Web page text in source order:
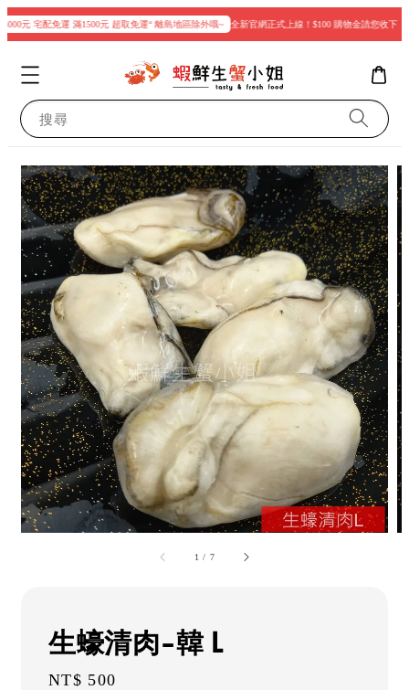
元 宅配免運 滿1500元 超取免運“ 離島地區除外哦~ 全新官網正式上線！$100 購物金請您收下
搜尋
1 / 7
生蠔清肉-韓 L
Regular
NT$ 500